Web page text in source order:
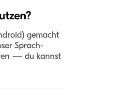
gemacht
Sprach-
— du kannst